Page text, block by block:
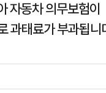
자동차 의무보험이
과태료가 부과됩니